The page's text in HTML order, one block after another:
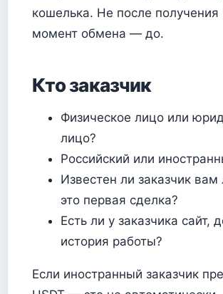
кошелька. Не после получения
момент обмена — до.
Кто заказчик
Физическое лицо или
лицо?
Российский или
Известен ли заказчик вам
это первая сделка?
Есть ли у заказчика сайт,
история работы?
Если иностранный заказчик